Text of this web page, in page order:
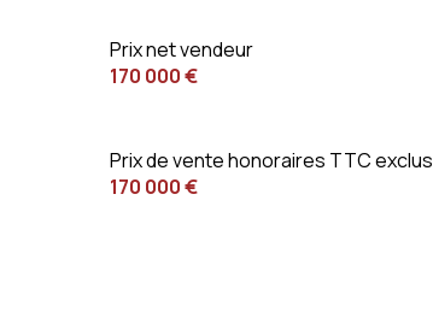
Prix net vendeur
170 000 €
Prix de vente honoraires TTC exclus
170 000 €